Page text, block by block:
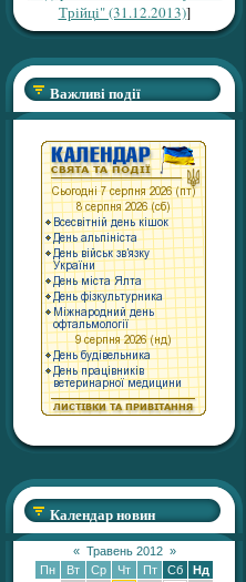
Трійці" (31.12.2013)]
Важливі події
Календар новин
« Травень 2012 »
Пн
Вт Ср Чт Пт Сб
Нд